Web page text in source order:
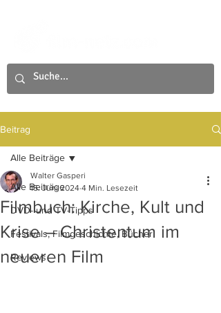
Beitrag
Alle Beiträge
DVD- und TV-Tipps
Festivals, Filmgeschichte, Bücher
Reviews
Alle Beiträge
Filmbuch: Kirche, Kult und
Krise – Christentum im
neueren Film
Walter Gasperi
15. Juni 2024 4 Min. Lesezeit